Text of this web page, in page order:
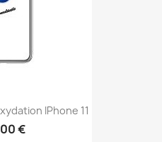
IPhone 11
€